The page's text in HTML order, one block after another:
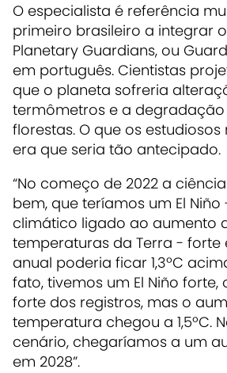
O especialista é referência
primeiro brasileiro a integrar
Planetary Guardians, ou
em português. Cientistas
que o planeta sofreria
termômetros e a
florestas. O que os
era que seria tão antecipado.
“No começo de 2022 a
bem, que teríamos um El
climático ligado ao aumento
temperaturas da Terra - forte
anual poderia ficar 1,3ºC
fato, tivemos um El Niño
forte dos registros, mas o
temperatura chegou a 1,5ºC.
cenário, chegaríamos a um
em 2028”.